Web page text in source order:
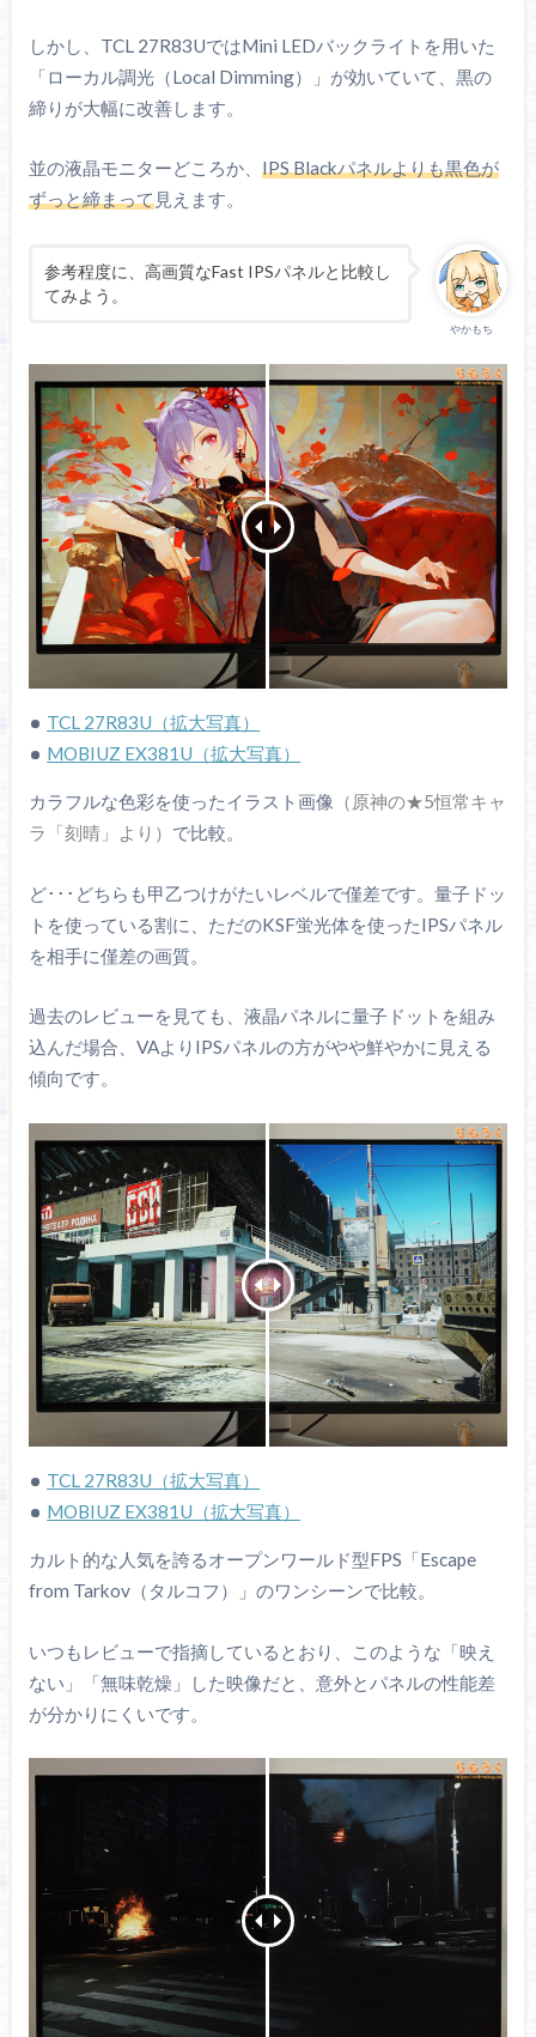
しかし、TCL 27R83UではMini LEDバックライトを用いた
「ローカル調光（Local Dimming）」が効いていて、黒の
締りが大幅に改善します。
並の液晶モニターどころか、 IPS Blackパネルよりも黒色が
ずっと締まって見えます。
やかもち
参考程度に、高画質なFast IPSパネルと比較し
てみよう。
TCL 27R83U（拡大写真）
MOBIUZ EX381U（拡大写真）
カラフルな色彩を使ったイラスト画像 （原神の★5恒常キャ
ラ「刻晴」より） で比較。
ど･･･どちらも甲乙つけがたいレベルで僅差です。量子ドッ
トを使っている割に、ただのKSF蛍光体を使ったIPSパネル
を相手に僅差の画質。
過去のレビューを見ても、液晶パネルに量子ドットを組み
込んだ場合、VAよりIPSパネルの方がやや鮮やかに見える
傾向です。
TCL 27R83U（拡大写真）
MOBIUZ EX381U（拡大写真）
カルト的な人気を誇るオープンワールド型FPS「Escape
from Tarkov（タルコフ）」のワンシーンで比較。
いつもレビューで指摘しているとおり、このような「映え
ない」「無味乾燥」した映像だと、意外とパネルの性能差
が分かりにくいです。